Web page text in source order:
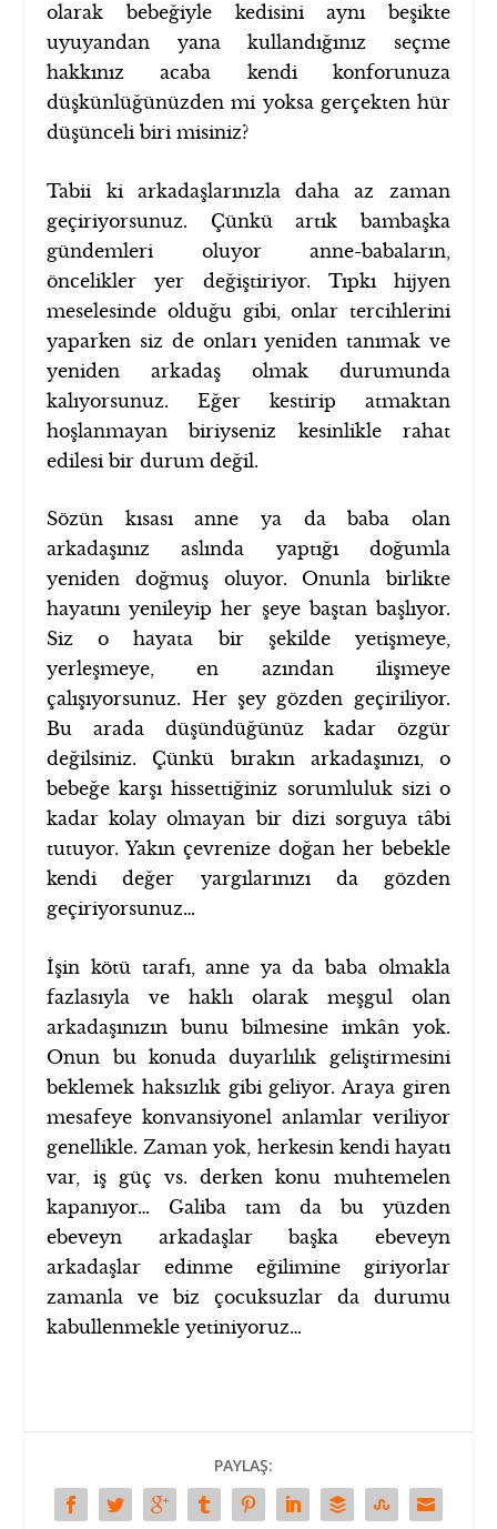
olarak bebeğiyle kedisini aynı beşikte
uyuyandan yana kullandığınız seçme
hakkınız acaba kendi konforunuza
düşkünlüğünüzden mi yoksa gerçekten hür
düşünceli biri misiniz?
Tabii ki arkadaşlarınızla daha az zaman
geçiriyorsunuz. Çünkü artık bambaşka
gündemleri oluyor anne-babaların,
öncelikler yer değiştiriyor. Tıpkı hijyen
meselesinde olduğu gibi, onlar tercihlerini
yaparken siz de onları yeniden tanımak ve
yeniden arkadaş olmak durumunda
kalıyorsunuz. Eğer kestirip atmaktan
hoşlanmayan biriyseniz kesinlikle rahat
edilesi bir durum değil.
Sözün kısası anne ya da baba olan
arkadaşınız aslında yaptığı doğumla
yeniden doğmuş oluyor. Onunla birlikte
hayatını yenileyip her şeye baştan başlıyor.
Siz o hayata bir şekilde yetişmeye,
yerleşmeye, en azından ilişmeye
çalışıyorsunuz. Her şey gözden geçiriliyor.
Bu arada düşündüğünüz kadar özgür
değilsiniz. Çünkü bırakın arkadaşınızı, o
bebeğe karşı hissettiğiniz sorumluluk sizi o
kadar kolay olmayan bir dizi sorguya tâbi
tutuyor. Yakın çevrenize doğan her bebekle
kendi değer yargılarınızı da gözden
geçiriyorsunuz…
İşin kötü tarafı, anne ya da baba olmakla
fazlasıyla ve haklı olarak meşgul olan
arkadaşınızın bunu bilmesine imkân yok.
Onun bu konuda duyarlılık geliştirmesini
beklemek haksızlık gibi geliyor. Araya giren
mesafeye konvansiyonel anlamlar veriliyor
genellikle. Zaman yok, herkesin kendi hayatı
var, iş güç vs. derken konu muhtemelen
kapanıyor… Galiba tam da bu yüzden
ebeveyn arkadaşlar başka ebeveyn
arkadaşlar edinme eğilimine giriyorlar
zamanla ve biz çocuksuzlar da durumu
kabullenmekle yetiniyoruz…
PAYLAŞ: